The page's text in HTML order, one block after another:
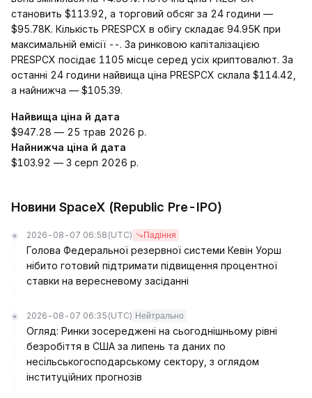
становить $113.92, а торговий обсяг за 24 години —
$95.78K. Кількість PRESPCX в обігу складає 94.95K при
максимальній емісії --. За ринковою капіталізацією
PRESPCX посідає 1105 місце серед усіх криптовалют. За
останні 24 години найвища ціна PRESPCX склала $114.42,
а найнижча — $105.39.
Найвища ціна й дата
$947.28 — 25 трав 2026 р.
Найнижча ціна й дата
$103.92 — 3 серп 2026 р.
Новини SpaceX (Republic Pre-IPO)
2026-08-07 06:58 (UTC) Падіння
Голова Федеральної резервної системи Кевін Уорш
нібито готовий підтримати підвищення процентної
ставки на вересневому засіданні
2026-08-07 06:35 (UTC) Нейтрально
Огляд: Ринки зосереджені на сьогоднішньому рівні
безробіття в США за липень та даних по
несільськогосподарському сектору, з оглядом
інституційних прогнозів